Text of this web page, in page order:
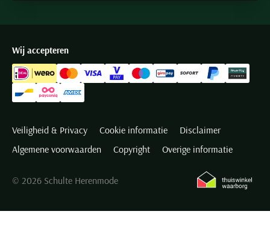
Wij accepteren
Veiligheid & Privacy Cookie informatie
Disclaimer
Algemene voorwaarden
Copyright Overige informatie
© 2026 Schulte Herenmode